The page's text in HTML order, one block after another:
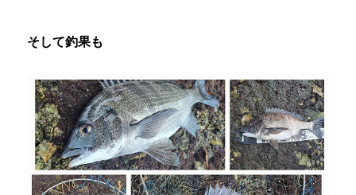
そして釣果も